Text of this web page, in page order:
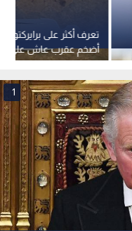
تعرف أكثر على
أضخم عقرب عاش على
1